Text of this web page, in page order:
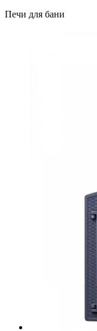
Печи для бани